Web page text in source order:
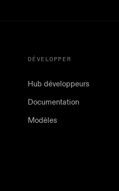
DÉVELOPPER
Hub développeurs
Documentation
Modèles